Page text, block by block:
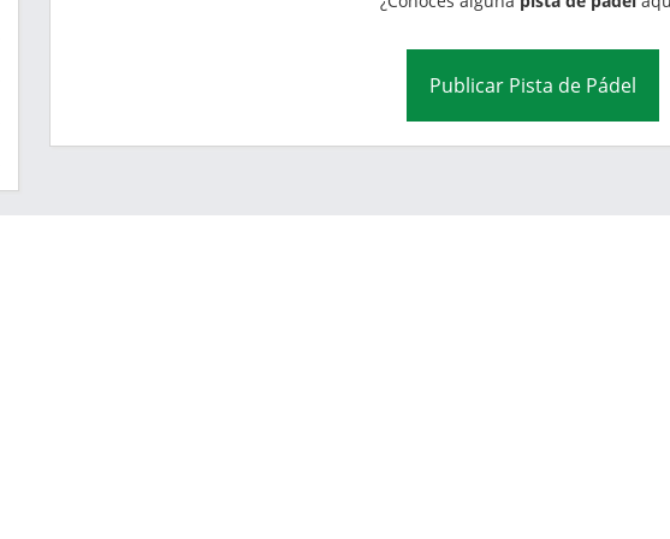
Publicar Pista de Pádel